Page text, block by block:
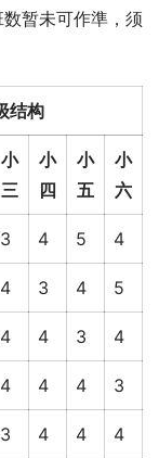
暂未可作準，须
结构
小
三
小
四
小
五
小
六
3 4 5 4
4 3 4 5
4 4 3 4
4 4 4 3
3 4 4 4